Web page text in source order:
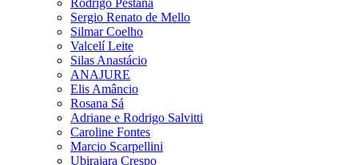
Rodrigo Pestana
Sergio Renato de Mello
Silmar Coelho
Valcelí Leite
Silas Anastácio
ANAJURE
Elis Amâncio
Rosana Sá
Adriane e Rodrigo Salvitti
Caroline Fontes
Marcio Scarpellini
Ubirajara Crespo